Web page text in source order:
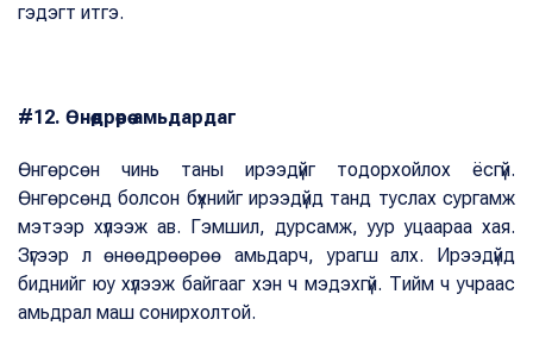
гэдэгт итгэ.
#12. Өнөөдрөөрөө амьдардаг
Өнгөрсөн чинь таны ирээдүйг тодорхойлох ёсгүй.
Өнгөрсөнд болсон бүхнийг ирээдүйд танд туслах сургамж
мэтээр хүлээж ав. Гэмшил, дурсамж, уур уцаараа хая.
Зүгээр л өнөөдрөөрөө амьдарч, урагш алх. Ирээдүйд
биднийг юу хүлээж байгааг хэн ч мэдэхгүй. Тийм ч учраас
амьдрал маш сонирхолтой.